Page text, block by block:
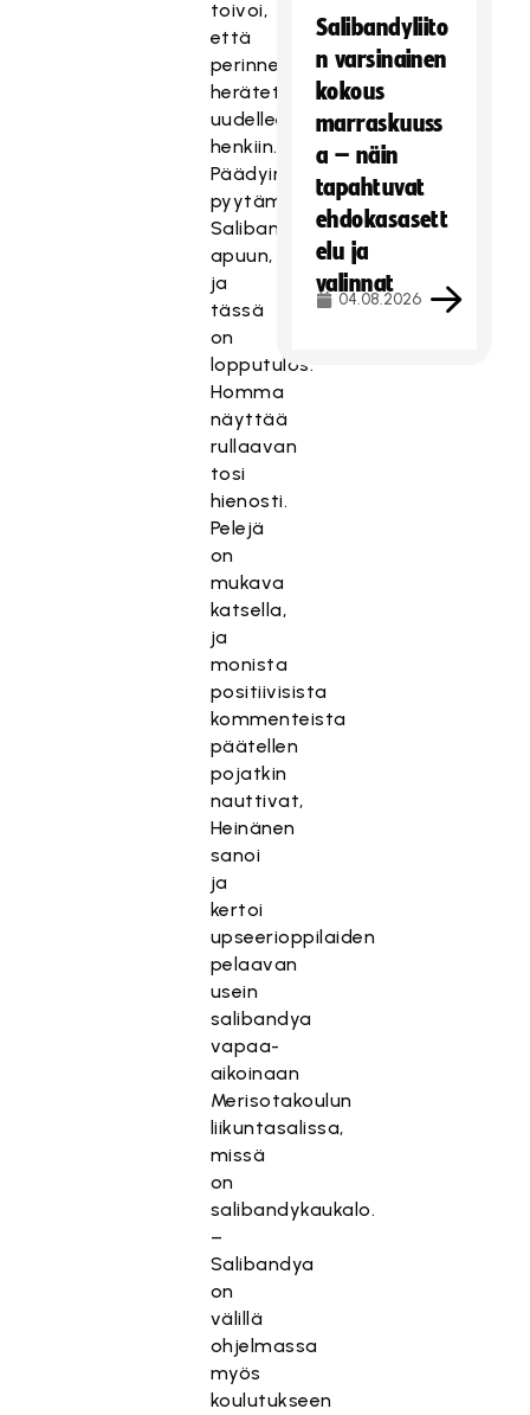
toivoi,
että
perinne
herätettäisiin
uudelleen
henkiin.
Päädyimme
pyytämään
Salibandyliittoa
apuun,
ja
tässä
on
lopputulos:
Homma
näyttää
rullaavan
tosi
hienosti.
Pelejä
on
mukava
katsella,
ja
monista
positiivisista
kommenteista
päätellen
pojatkin
nauttivat,
Heinänen
sanoi
ja
kertoi
upseerioppilaiden
pelaavan
usein
salibandya
vapaa-
aikoinaan
Merisotakoulun
liikuntasalissa,
missä
on
salibandykaukalo.
–
Salibandya
on
välillä
ohjelmassa
myös
koulutukseen
Salibandyliito
n varsinainen
kokous
marraskuuss
a – näin
tapahtuvat
ehdokasasett
elu ja
valinnat
04.08.2026